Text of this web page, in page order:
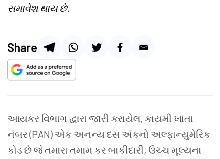
સમાવેશ થાય છે.
Share
આયકર વિભાગ દ્વારા જારી કરાયેલ, કાયમી ખાતા
નંબર (PAN) એક અનન્ય દસ અંકનો અલ્ફાન્યુમેરિક
કોડ છે જે તમારા તમામ કર બાકીદારી, ઉચ્ચ મૂલ્યના